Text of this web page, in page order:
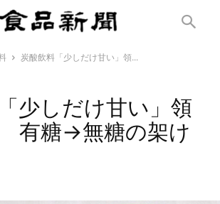
炭酸飲料「少しだけ甘い」領...
少しだけ甘い」領
有糖→無糖の架け